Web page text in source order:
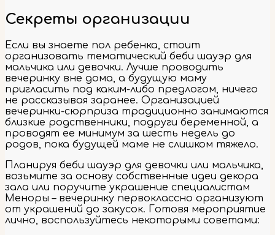
Секреты организации
Если вы знаете пол ребенка, стоит
организовать тематический беби шауэр для
мальчика или девочки. Лучше проводить
вечеринку вне дома, а будущую маму
пригласить под каким-либо предлогом, ничего
не рассказывая заранее. Организацией
вечеринки-сюрприза традиционно занимаются
близкие родственники, подруги беременной, а
проводят ее минимум за шесть недель до
родов, пока будущей маме не слишком тяжело.
Планируя беби шауэр для девочки или мальчика,
возьмите за основу собственные идеи декора
зала или поручите украшение специалистам
Меноры – вечеринку первоклассно организуют
от украшений до закусок. Готовя мероприятие
лично, воспользуйтесь некоторыми советами: